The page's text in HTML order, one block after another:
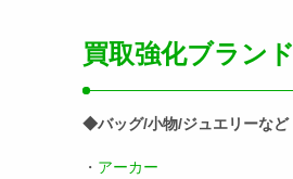
買取強化ブランド
◆バッグ/小物/ジュエリーなど
・ アーカー